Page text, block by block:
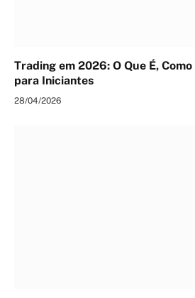
Trading em 2026: O Que É,
para Iniciantes
28/04/2026